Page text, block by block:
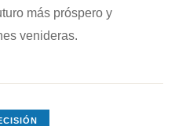
más próspero y
venideras.